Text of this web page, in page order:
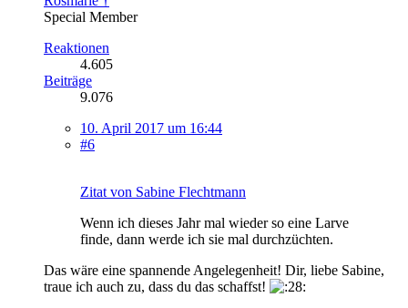
Special Member
Reaktionen
4.605
Beiträge
9.076
10. April 2017 um 16:44
#6
Zitat von Sabine Flechtmann
Wenn ich dieses Jahr mal wieder so eine Larve
finde, dann werde ich sie mal durchzüchten.
Das wäre eine spannende Angelegenheit! Dir, liebe Sabine,
traue ich auch zu, dass du das schaffst!